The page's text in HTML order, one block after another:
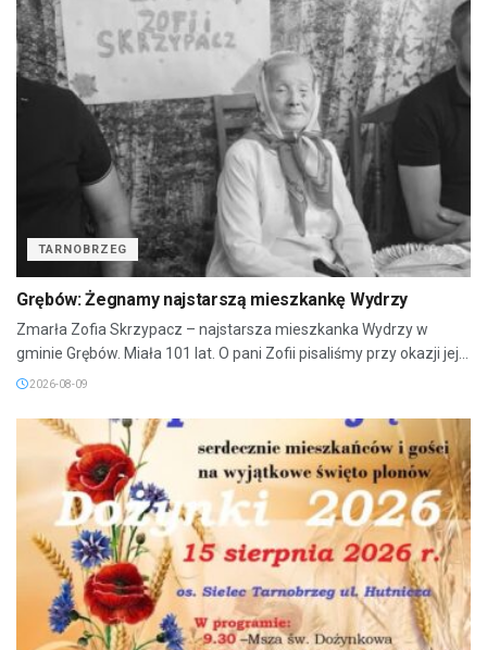
TARNOBRZEG
Grębów: Żegnamy najstarszą mieszkankę Wydrzy
Zmarła Zofia Skrzypacz – najstarsza mieszkanka Wydrzy w
gminie Grębów. Miała 101 lat. O pani Zofii pisaliśmy przy okazji jej...
2026-08-09